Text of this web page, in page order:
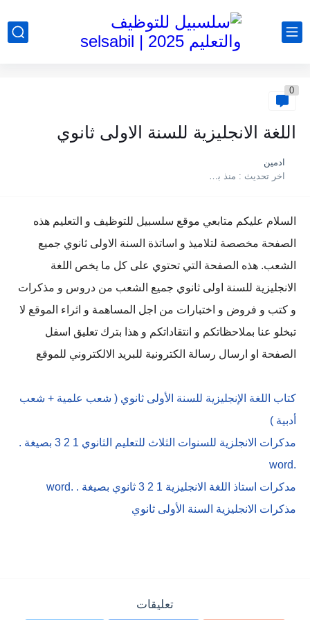
0
اللغة الانجليزية للسنة الاولى ثانوي
ادمين
اخر تحديث : منذ بضع اعوام
السلام عليكم متابعي موقع سلسبيل للتوظيف و التعليم هذه
الصفحة مخصصة لتلاميذ و اساتذة السنة الاولى ثانوي جميع
الشعب. هذه الصفحة التي تحتوي على كل ما يخص اللغة
الانجليزية للسنة اولى ثانوي جميع الشعب من دروس و مذكرات
و كتب و فروض و اختبارات من اجل المساهمة و اثراء الموقع لا
تبخلو عنا بملاحظاتكم و انتقاداتكم و هذا بترك تعليق اسفل
الصفحة او ارسال رسالة الكترونية للبريد الالكتروني للموقع
كتاب اللغة الإنجليزية للسنة الأولى ثانوي ( شعب علمية + شعب
أدبية )
مدكرات الانجلزية للسنوات الثلاث للتعليم الثانوي 1 2 3 بصيغة .
.word
مدكرات استاذ اللغة الانجليزية 1 2 3 ثانوي بصيغة . .word
مذكرات الانجليزية السنة الأولى ثانوي
تعليقات